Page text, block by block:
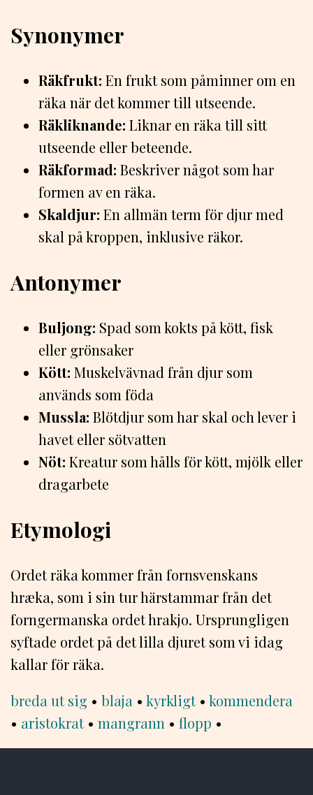
Synonymer
Räkfrukt: En frukt som påminner om en
räka när det kommer till utseende.
Räkliknande: Liknar en räka till sitt
utseende eller beteende.
Räkformad: Beskriver något som har
formen av en räka.
Skaldjur: En allmän term för djur med
skal på kroppen, inklusive räkor.
Antonymer
Buljong: Spad som kokts på kött, fisk
eller grönsaker
Kött: Muskelvävnad från djur som
används som föda
Mussla: Blötdjur som har skal och lever i
havet eller sötvatten
Nöt: Kreatur som hålls för kött, mjölk eller
dragarbete
Etymologi
Ordet räka kommer från fornsvenskans
hræka, som i sin tur härstammar från det
forngermanska ordet hrakjo. Ursprungligen
syftade ordet på det lilla djuret som vi idag
kallar för räka.
breda ut sig • blaja • kyrkligt• kommendera
• aristokrat• mangrann • flopp •